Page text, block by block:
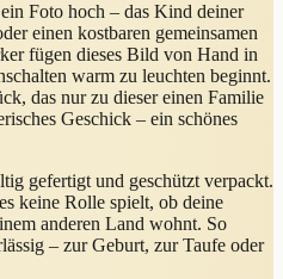
Foto hoch – das Kind deiner
einen kostbaren gemeinsamen
fügen dieses Bild von Hand in
warm zu leuchten beginnt.
das nur zu dieser einen Familie
Geschick – ein schönes
gefertigt und geschützt verpackt.
keine Rolle spielt, ob deine
anderen Land wohnt. So
– zur Geburt, zur Taufe oder